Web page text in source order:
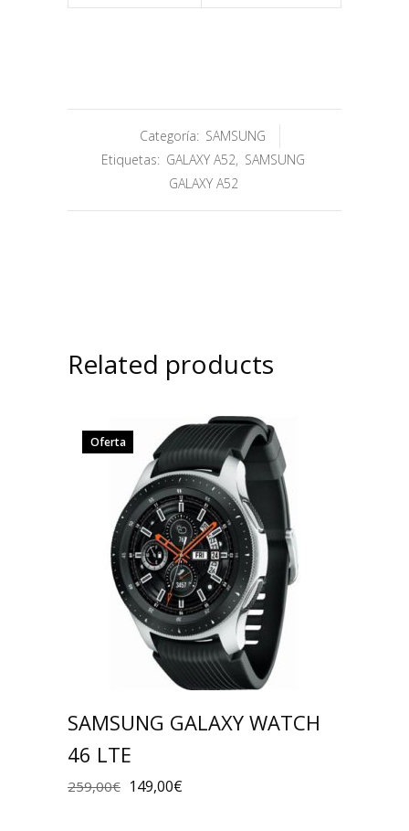
Categoría: SAMSUNG
Etiquetas: GALAXY A52, SAMSUNG
GALAXY A52
Related products
Oferta
SAMSUNG GALAXY WATCH
46 LTE
259,00€ 149,00€